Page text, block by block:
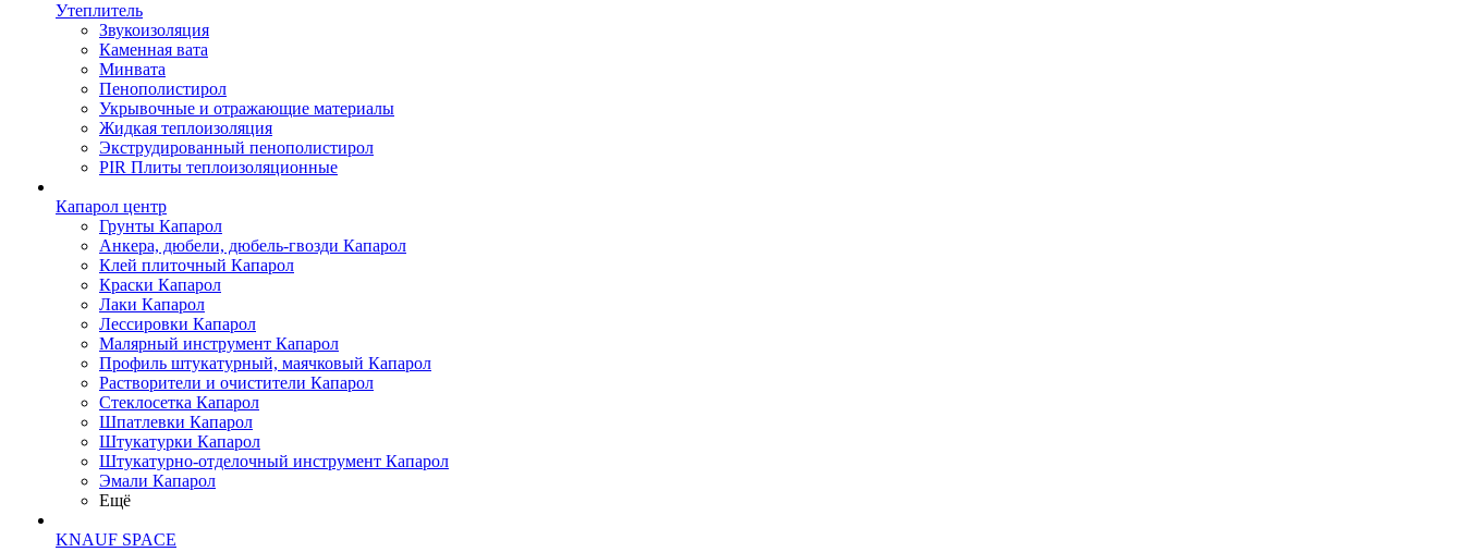
Утеплитель
Звукоизоляция
Каменная вата
Минвата
Пенополистирол
Укрывочные и отражающие материалы
Жидкая теплоизоляция
Экструдированный пенополистирол
PIR Плиты теплоизоляционные
Капарол центр
Грунты Капарол
Анкера, дюбели, дюбель-гвозди Капарол
Клей плиточный Капарол
Краски Капарол
Лаки Капарол
Лессировки Капарол
Малярный инструмент Капарол
Профиль штукатурный, маячковый Капарол
Растворители и очистители Капарол
Cтеклосетка Капарол
Шпатлевки Капарол
Штукатурки Капарол
Штукатурно-отделочный инструмент Капарол
Эмали Капарол
Ещё
KNAUF SPACE